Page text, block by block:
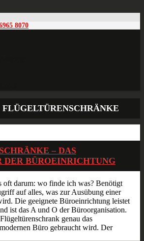
8070
FLÜGELTÜRENSCHRÄNKE
– DAS
DER BÜROEINRICHTUNG
oft darum: wo finde ich was? Benötigt
auf alles, was zur Ausübung einer
Die geeignete Büroeinrichtung leistet
ist das A und O der Büroorganisation.
genau das
Büro gebraucht wird. Der